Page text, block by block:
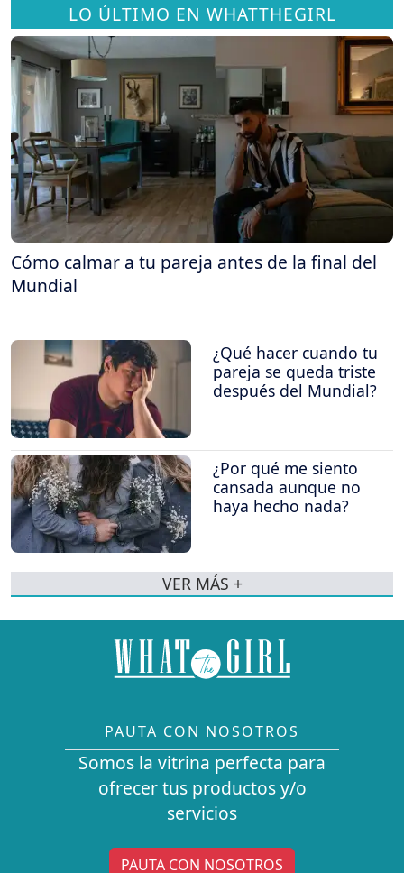
LO ÚLTIMO EN WHATTHEGIRL
Cómo calmar a tu pareja antes de la final del
Mundial
¿Qué hacer cuando tu
pareja se queda triste
después del Mundial?
¿Por qué me siento
cansada aunque no
haya hecho nada?
VER MÁS +
PAUTA CON NOSOTROS
Somos la vitrina perfecta para
ofrecer tus productos y/o
servicios
PAUTA CON NOSOTROS